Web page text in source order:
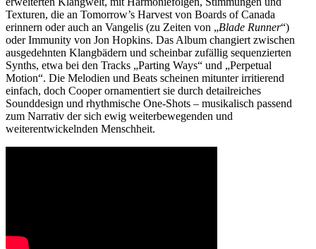
Texturen, die an Tomorrow’s Harvest von Boards of Canada
erinnern oder auch an Vangelis (zu Zeiten von „Blade Runner“)
oder Immunity von Jon Hopkins. Das Album changiert zwischen
ausgedehnten Klangbädern und scheinbar zufällig sequenzierten
Synths, etwa bei den Tracks „Parting Ways“ und „Perpetual
Motion“. Die Melodien und Beats scheinen mitunter irritierend
einfach, doch Cooper ornamentiert sie durch detailreiches
Sounddesign und rhythmische One-Shots – musikalisch passend
zum Narrativ der sich ewig weiterbewegenden und
weiterentwickelnden Menschheit.